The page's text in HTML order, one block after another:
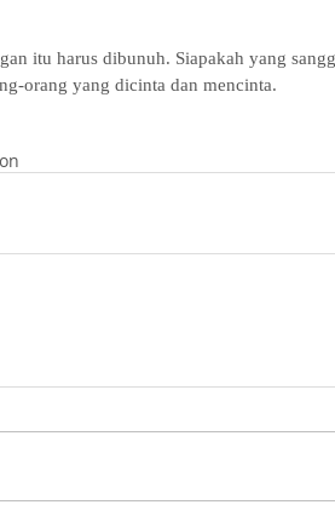
itu harus dibunuh. Siapakah yang
orang yang dicinta dan mencinta.